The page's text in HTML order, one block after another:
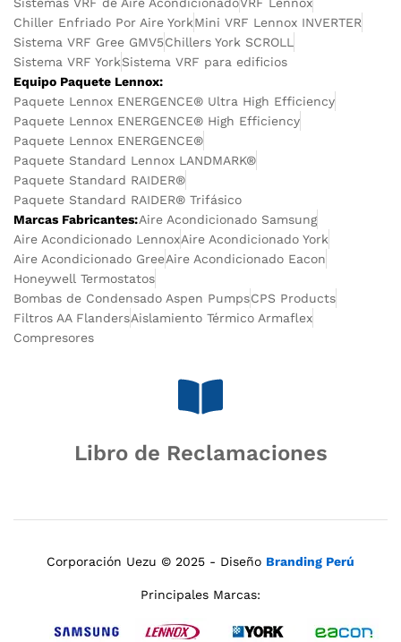
Sistemas VRF de Aire AcondicionadoVRF Lennox
Chiller Enfriado Por Aire YorkMini VRF Lennox INVERTER
Sistema VRF Gree GMV5Chillers York SCROLL
Sistema VRF YorkSistema VRF para edificios
Equipo Paquete Lennox:
Paquete Lennox ENERGENCE® Ultra High Efficiency
Paquete Lennox ENERGENCE® High Efficiency
Paquete Lennox ENERGENCE®
Paquete Standard Lennox LANDMARK®
Paquete Standard RAIDER®
Paquete Standard RAIDER® Trifásico
Marcas Fabricantes:Aire Acondicionado Samsung
Aire Acondicionado LennoxAire Acondicionado York
Aire Acondicionado GreeAire Acondicionado Eacon
Honeywell Termostatos
Bombas de Condensado Aspen PumpsCPS Products
Filtros AA FlandersAislamiento Térmico Armaflex
Compresores
Libro de Reclamaciones
Corporación Uezu © 2025 - Diseño Branding Perú
Principales Marcas: